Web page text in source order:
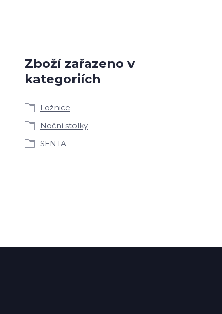
Zboží zařazeno v
kategoriích
Ložnice
Noční stolky
SENTA